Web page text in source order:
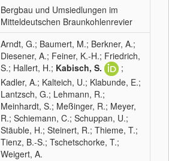
Bergbau und Umsiedlungen im
Mitteldeutschen Braunkohlenrevier
Arndt, G.; Baumert, M.; Berkner, A.;
Diesener, A.; Feiner, K.-H.; Friedrich,
S.; Hallert, H.; Kabisch, S.
;
Kadler, A.; Kalteich, U.; Klabunde, E.;
Lantzsch, G.; Lehmann, R.;
Meinhardt, S.; Meßinger, R.; Meyer,
R.; Schiemann, C.; Schuppan, U.;
Stäuble, H.; Steinert, R.; Thieme, T.;
Tienz, B.-S.; Tschetschorke, T.;
Weigert, A.